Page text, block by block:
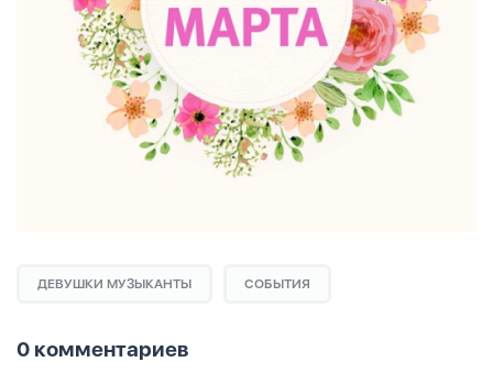
ДЕВУШКИ МУЗЫКАНТЫ СОБЫТИЯ
0 комментариев